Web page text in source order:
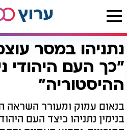
דף הבית רץ בוואטסאפ נתניהו במסר עוצמתי לעולם: "כך העם היהודי ניצח את ההיסטוריה"
נתניהו במסר
"כך העם היהודי
ההיסטוריה"
בנאום עמוק ומעורר
בנימין נתניהו כיצד העם